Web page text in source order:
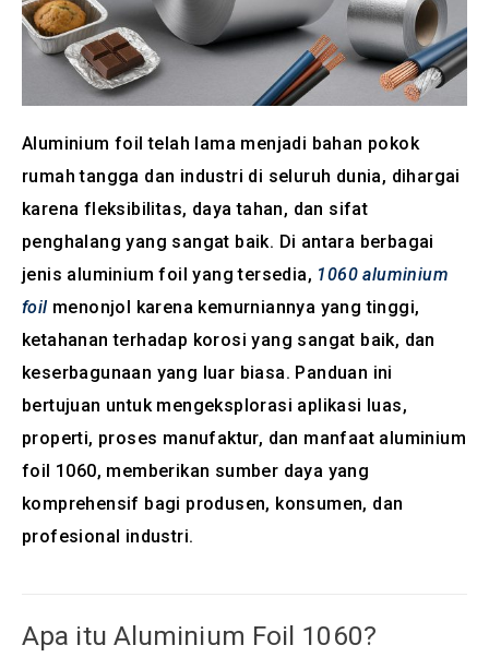
Aluminium foil telah lama menjadi bahan pokok
rumah tangga dan industri di seluruh dunia, dihargai
karena fleksibilitas, daya tahan, dan sifat
penghalang yang sangat baik. Di antara berbagai
jenis aluminium foil yang tersedia, 1060 aluminium
foil menonjol karena kemurniannya yang tinggi,
ketahanan terhadap korosi yang sangat baik, dan
keserbagunaan yang luar biasa. Panduan ini
bertujuan untuk mengeksplorasi aplikasi luas,
properti, proses manufaktur, dan manfaat aluminium
foil 1060, memberikan sumber daya yang
komprehensif bagi produsen, konsumen, dan
profesional industri.
Apa itu Aluminium Foil 1060?